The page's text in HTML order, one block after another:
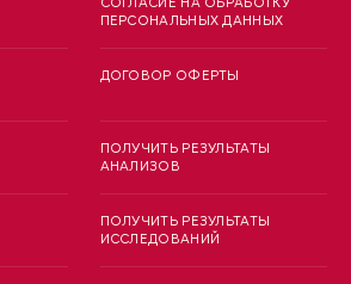
ПЕРСОНАЛЬНЫХ ДАННЫХ
ДОГОВОР ОФЕРТЫ
ПОЛУЧИТЬ РЕЗУЛЬТАТЫ
АНАЛИЗОВ
ПОЛУЧИТЬ РЕЗУЛЬТАТЫ
ИССЛЕДОВАНИЙ